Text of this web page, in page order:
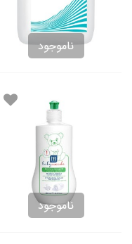
ناموجود
ناموجود